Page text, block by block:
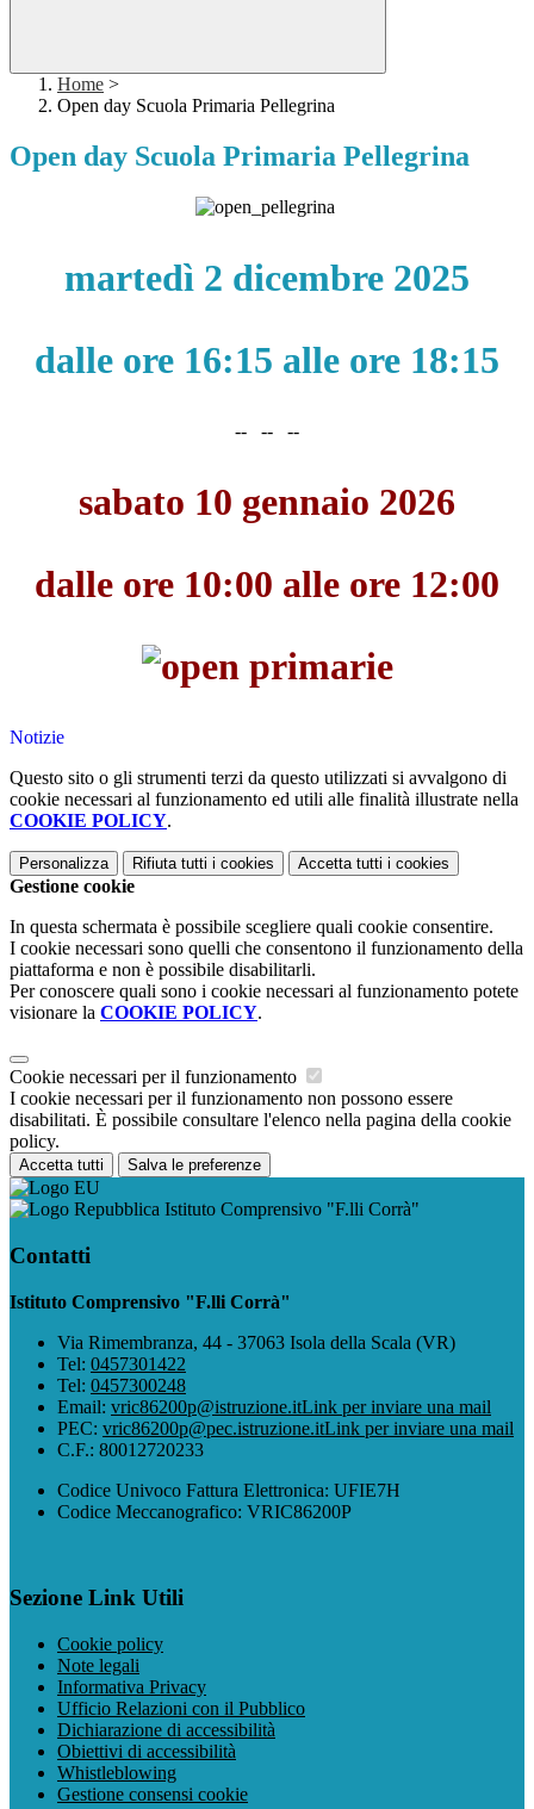
Home >
Open day Scuola Primaria Pellegrina
Open day Scuola Primaria Pellegrina
martedì 2 dicembre 2025
dalle ore 16:15 alle ore 18:15
-- -- --
sabato 10 gennaio 2026
dalle ore 10:00 alle ore 12:00
Notizie
Questo sito o gli strumenti terzi da questo utilizzati si avvalgono di
cookie necessari al funzionamento ed utili alle finalità illustrate nella
COOKIE POLICY.
Personalizza Rifiuta tutti i cookies Accetta tutti i cookies
Gestione cookie
In questa schermata è possibile scegliere quali cookie consentire.
I cookie necessari sono quelli che consentono il funzionamento della
piattaforma e non è possibile disabilitarli.
Per conoscere quali sono i cookie necessari al funzionamento potete
visionare la COOKIE POLICY.
Cookie necessari per il funzionamento
I cookie necessari per il funzionamento non possono essere
disabilitati. È possibile consultare l'elenco nella pagina della cookie
policy.
Accetta tutti Salva le preferenze
Istituto Comprensivo "F.lli Corrà"
Contatti
Istituto Comprensivo "F.lli Corrà"
Via Rimembranza, 44 - 37063 Isola della Scala (VR)
Tel: 0457301422
Tel: 0457300248
Email: vric86200p@istruzione.itLink per inviare una mail
PEC: vric86200p@pec.istruzione.itLink per inviare una mail
C.F.: 80012720233
Codice Univoco Fattura Elettronica: UFIE7H
Codice Meccanografico: VRIC86200P
Sezione Link Utili
Cookie policy
Note legali
Informativa Privacy
Ufficio Relazioni con il Pubblico
Dichiarazione di accessibilità
Obiettivi di accessibilità
Whistleblowing
Gestione consensi cookie